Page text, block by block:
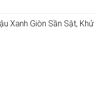
Xanh Giòn Sần Sật, Khử